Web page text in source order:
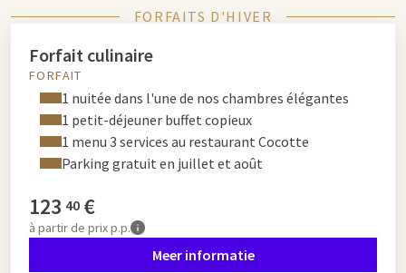
FORFAITS D'HIVER
Forfait culinaire
FORFAIT
1 nuitée dans l'une de nos chambres élégantes
1 petit-déjeuner buffet copieux
1 menu 3 services au restaurant Cocotte
Parking gratuit en juillet et août
123 40 €
à partir de prix p.p.
Meer informatie